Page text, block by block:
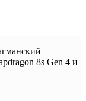
8s Gen 4 и